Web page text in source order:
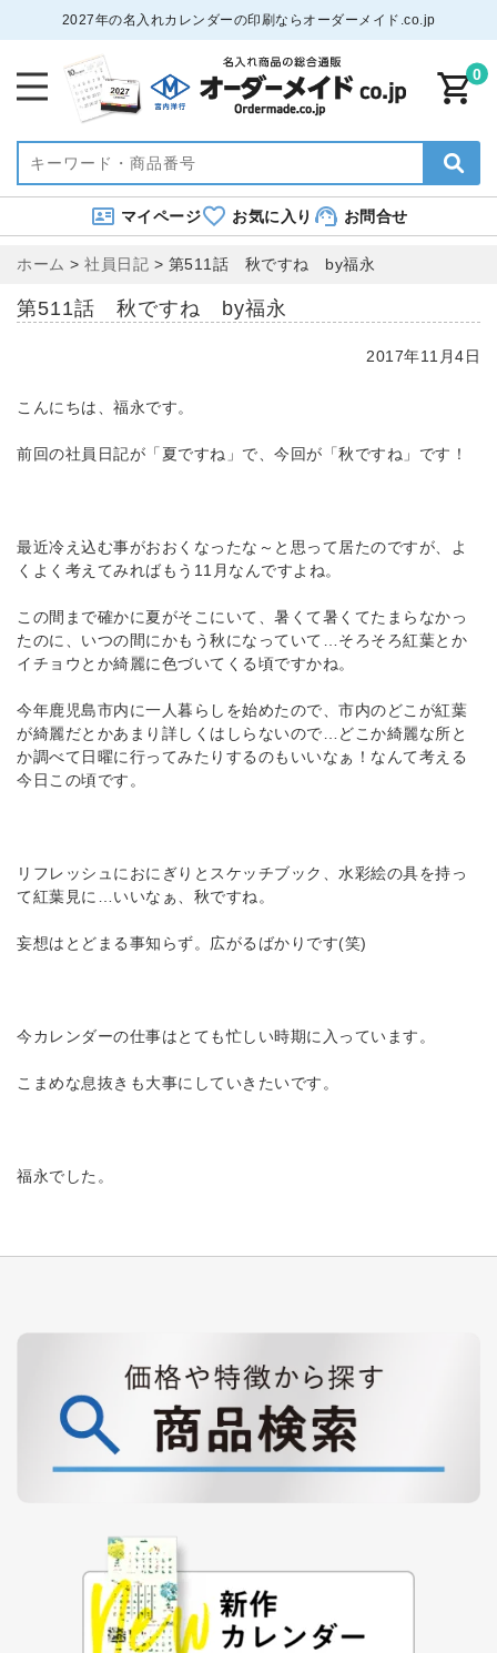
2027年の名入れカレンダーの印刷ならオーダーメイド.co.jp
0
マイページ お気に入り お問合せ
ホーム > 社員日記 > 第511話 秋ですね by福永
第511話 秋ですね by福永
2017年11月4日
こんにちは、福永です。
前回の社員日記が「夏ですね」で、今回が「秋ですね」です！
最近冷え込む事がおおくなったな～と思って居たのですが、よ
くよく考えてみればもう11月なんですよね。
この間まで確かに夏がそこにいて、暑くて暑くてたまらなかっ
たのに、いつの間にかもう秋になっていて…そろそろ紅葉とか
イチョウとか綺麗に色づいてくる頃ですかね。
今年鹿児島市内に一人暮らしを始めたので、市内のどこが紅葉
が綺麗だとかあまり詳しくはしらないので…どこか綺麗な所と
か調べて日曜に行ってみたりするのもいいなぁ！なんて考える
今日この頃です。
リフレッシュにおにぎりとスケッチブック、水彩絵の具を持っ
て紅葉見に…いいなぁ、秋ですね。
妄想はとどまる事知らず。広がるばかりです(笑)
今カレンダーの仕事はとても忙しい時期に入っています。
こまめな息抜きも大事にしていきたいです。
福永でした。